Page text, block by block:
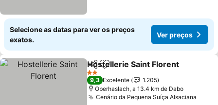
Selecione as datas para ver os preços
exatos.
Ver preços
PartilharAdicionar aos favoritos
Hostellerie Saint Florent
2 Estrelas
9,3 Excelente
1.205
Oberhaslach, a 13.4 km de Dabo
Cenário da Pequena Suíça Alsaciana